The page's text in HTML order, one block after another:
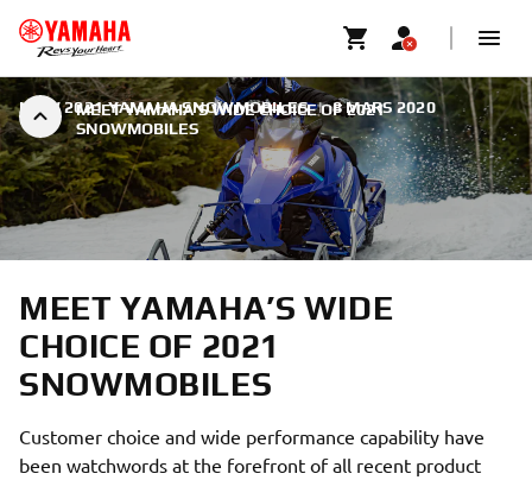
MEET YAMAHA’S WIDE CHOICE OF 2021
SNOWMOBILES
NEW 2021 YAMAHA SNOWMOBILES | 8 MARS 2020
MEET YAMAHA’S WIDE
CHOICE OF 2021
SNOWMOBILES
Customer choice and wide performance capability have
been watchwords at the forefront of all recent product